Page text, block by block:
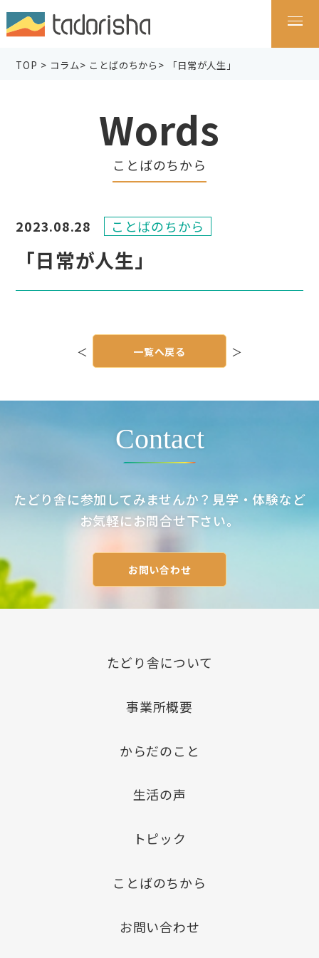
TOP > コラム> ことばのちから > 「日常が人生」
Words
ことばのちから
「日常が人生」
2023.08.28 ことばのちから
シ
＜ ＞
一覧へ戻る
Contact
たどり舎に参加してみませんか？見学・体験など
お気軽にお問合せ下さい。
お問い合わせ
たどり舎について
事業所概要
からだのこと
生活の声
トピック
ことばのちから
お問い合わせ